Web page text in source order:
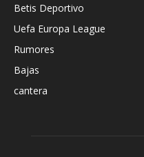
Betis Deportivo
Uefa Europa League
Rumores
Bajas
cantera